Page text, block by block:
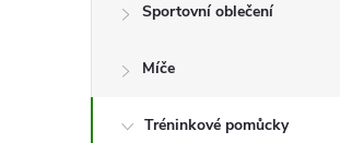
a
Sportovní oblečení
Míče
Tréninkové pomůcky